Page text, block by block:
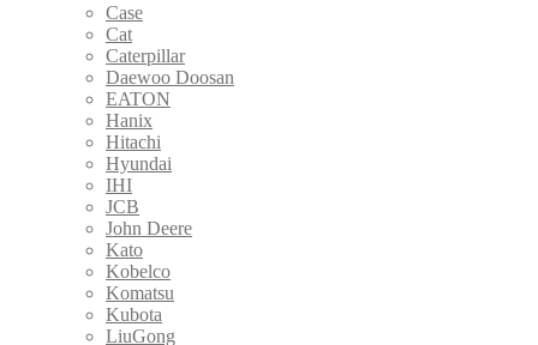
Case
Cat
Caterpillar
Daewoo Doosan
EATON
Hanix
Hitachi
Hyundai
IHI
JCB
John Deere
Kato
Kobelco
Komatsu
Kubota
LiuGong